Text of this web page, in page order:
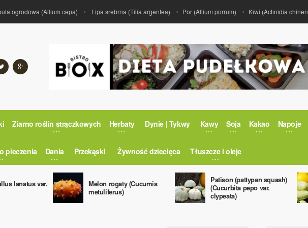
ogrodowa (Allium cepa) Lipa srebrna (Tilia argentea) Por (Allium porrum) Kiwi (Actinidia chinensis)
Ziarno roślin strączkowych Herbaty Dynie | Tykwy Kawy Soja Kakao Napoje
pieczenia Dania Przekąski Żywność dziecięca Tłuszcze i oleje
lanatus var.
Melon rogaty (Cucumis
metuliferus)
Patison (pattypan squash)
(Cucurbita pepo var.
clypeata)